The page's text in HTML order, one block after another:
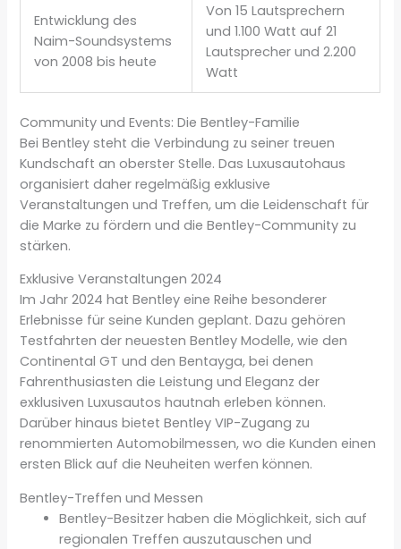
Entwicklung des
Naim-Soundsystems
von 2008 bis heute
Von 15 Lautsprechern
und 1.100 Watt auf 21
Lautsprecher und 2.200
Watt
Community und Events: Die Bentley-Familie
Bei Bentley steht die Verbindung zu seiner treuen
Kundschaft an oberster Stelle. Das Luxusautohaus
organisiert daher regelmäßig exklusive
Veranstaltungen und Treffen, um die Leidenschaft für
die Marke zu fördern und die Bentley-Community zu
stärken.
Exklusive Veranstaltungen 2024
Im Jahr 2024 hat Bentley eine Reihe besonderer
Erlebnisse für seine Kunden geplant. Dazu gehören
Testfahrten der neuesten Bentley Modelle, wie den
Continental GT und den Bentayga, bei denen
Fahrenthusiasten die Leistung und Eleganz der
exklusiven Luxusautos hautnah erleben können.
Darüber hinaus bietet Bentley VIP-Zugang zu
renommierten Automobilmessen, wo die Kunden einen
ersten Blick auf die Neuheiten werfen können.
Bentley-Treffen und Messen
Bentley-Besitzer haben die Möglichkeit, sich auf
regionalen Treffen auszutauschen und